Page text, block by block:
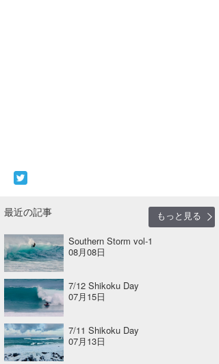
最近の記事
もっと見る
Southern Storm vol-1
08月08日
7/12 Shikoku Day
07月15日
7/11 Shikoku Day
07月13日